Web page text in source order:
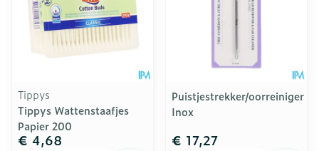
Tippys
Tippys Wattenstaafjes
Papier 200
€ 4,68
Puistjestrekker/oorreiniger
Inox
€ 17,27